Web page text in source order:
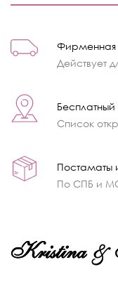
Фирменная
Действует
Список
Постаматы
По СПБ и